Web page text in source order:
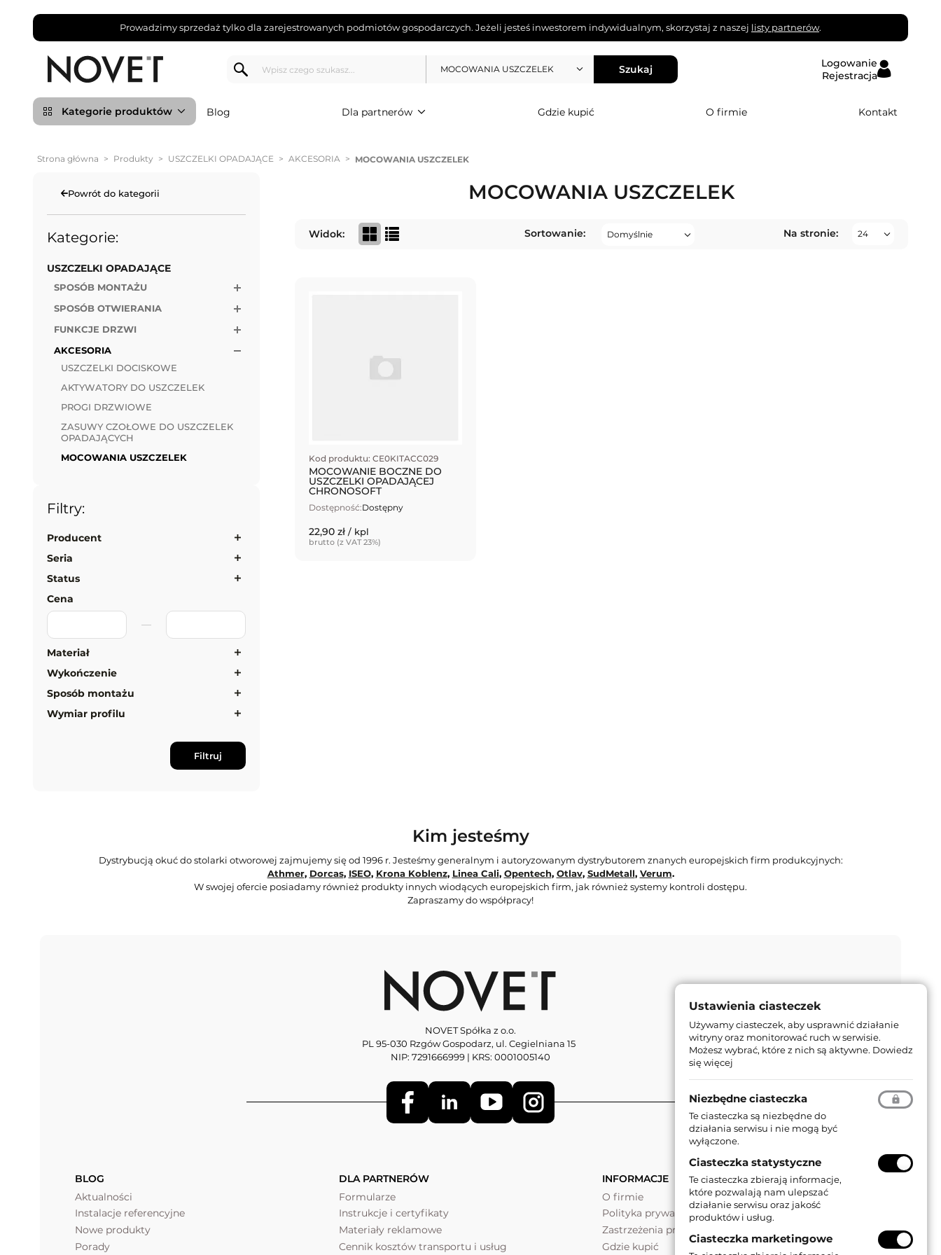
Prowadzimy sprzedaż tylko dla zarejestrowanych podmiotów gospodarczych. Jeżeli jesteś inwestorem indywidualnym, skorzystaj z naszej listy partnerów.
MOCOWANIA USZCZELEK Szukaj
Logowanie
Rejestracja
Kategorie produktów Blog Dla partnerów Gdzie kupić O firmie Kontakt
Strona główna > Produkty > USZCZELKI OPADAJĄCE > AKCESORIA > MOCOWANIA USZCZELEK
Powrót do kategorii
Kategorie:
USZCZELKI OPADAJĄCE
SPOSÓB MONTAŻU
SPOSÓB OTWIERANIA
FUNKCJE DRZWI
AKCESORIA
USZCZELKI DOCISKOWE
AKTYWATORY DO USZCZELEK
PROGI DRZWIOWE
ZASUWY CZOŁOWE DO USZCZELEK
OPADAJĄCYCH
MOCOWANIA USZCZELEK
Filtry:
Producent
Seria
Status
Cena
Materiał
Wykończenie
Sposób montażu
Wymiar profilu
Filtruj
MOCOWANIA USZCZELEK
Widok: Sortowanie: Na stronie:
Kod produktu: CE0KITACC029
MOCOWANIE BOCZNE DO
USZCZELKI OPADAJĄCEJ
CHRONOSOFT
Dostępność:Dostępny
22,90 zł / kpl
brutto (z VAT 23%)
Kim jesteśmy
Dystrybucją okuć do stolarki otworowej zajmujemy się od 1996 r. Jesteśmy generalnym i autoryzowanym dystrybutorem znanych europejskich firm produkcyjnych:
Athmer, Dorcas, ISEO, Krona Koblenz, Linea Cali, Opentech, Otlav, SudMetall, Verum.
W swojej ofercie posiadamy również produkty innych wiodących europejskich firm, jak również systemy kontroli dostępu.
Zapraszamy do współpracy!
NOVET Spółka z o.o.
PL 95-030 Rzgów Gospodarz, ul. Cegielniana 15
NIP: 7291666999 | KRS: 0001005140
BLOG
Aktualności
Instalacje referencyjne
Nowe produkty
Porady
DLA PARTNERÓW
Formularze
Instrukcje i certyfikaty
Materiały reklamowe
Cennik kosztów transportu i usług
INFORMACJE
O firmie
Polityka prywatności
Zastrzeżenia prawne
Gdzie kupić
Ustawienia ciasteczek
Używamy ciasteczek, aby usprawnić działanie
witryny oraz monitorować ruch w serwisie.
Możesz wybrać, które z nich są aktywne. Dowiedz
się więcej
Niezbędne ciasteczka
Te ciasteczka są niezbędne do
działania serwisu i nie mogą być
wyłączone.
Ciasteczka statystyczne
Te ciasteczka zbierają informacje,
które pozwalają nam ulepszać
działanie serwisu oraz jakość
produktów i usług.
Ciasteczka marketingowe